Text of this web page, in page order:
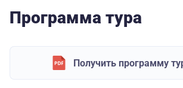
Программа тура
Получить программу